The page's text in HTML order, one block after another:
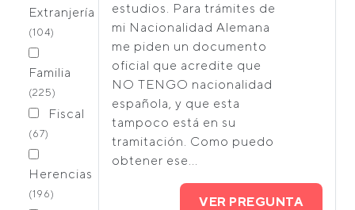
Extranjería
(104)
Familia
(225)
Fiscal
(67)
Herencias
(196)
estudios. Para trámites de
mi Nacionalidad Alemana
me piden un documento
oficial que acredite que
NO TENGO nacionalidad
española, y que esta
tampoco está en su
tramitación. Como puedo
obtener ese...
VER PREGUNTA